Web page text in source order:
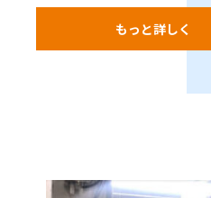
もっと詳しく